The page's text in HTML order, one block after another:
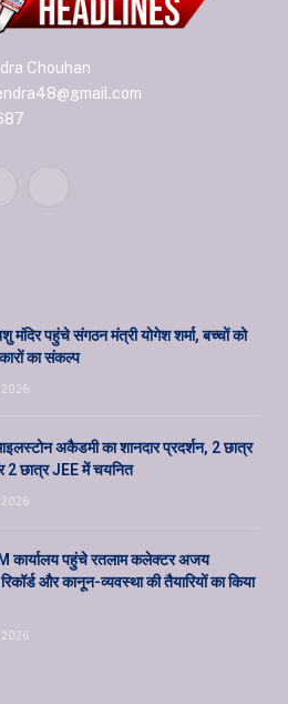
Chouhan
मंदिर पहुंचे संगठन मंत्री योगेश शर्मा, बच्चों को
का संकल्प
2026
अकैडमी का शानदार प्रदर्शन, 2 छात्र
2 छात्र JEE में चयनित
2026
कार्यालय पहुंचे रतलाम कलेक्टर अजय
और कानून-व्यवस्था की तैयारियों का किया
2026